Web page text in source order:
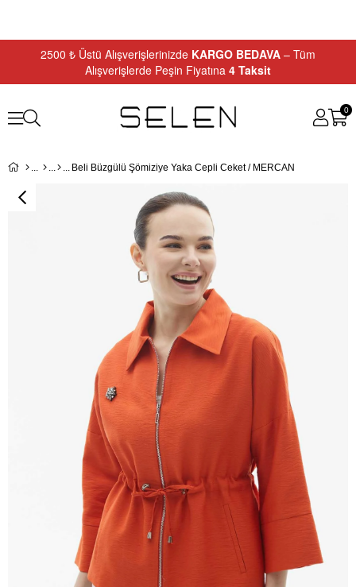
2500 ₺ Üstü Alışverişlerinizde KARGO BEDAVA – Tüm
Alışverişlerde Peşin Fiyatına 4 Taksit
0
Beli Büzgülü Şömiziye Yaka Cepli Ceket / MERCAN